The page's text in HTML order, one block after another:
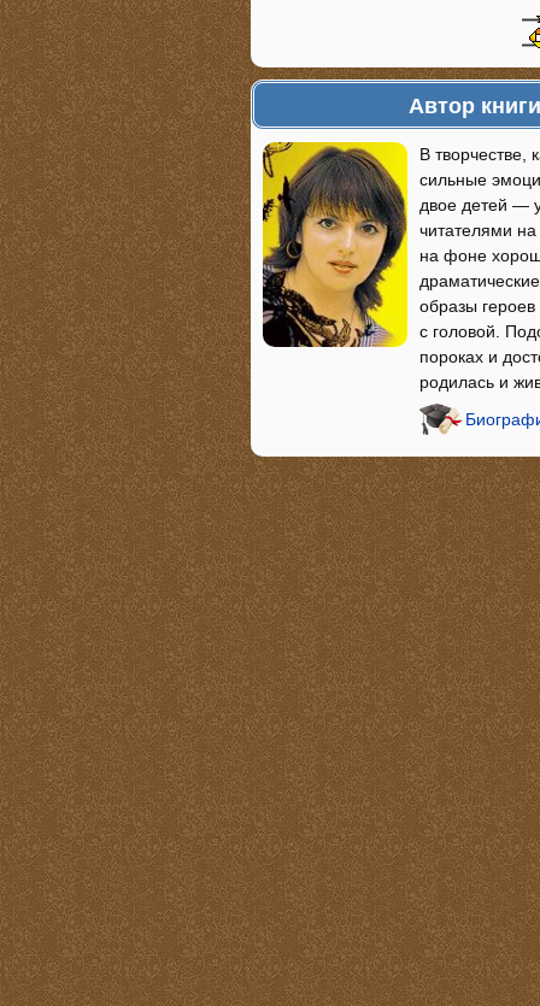
Автор
В творчестве,
сильные
двое детей —
читателями на
на фоне
образы героев
с головой.
пороках и
родилась и